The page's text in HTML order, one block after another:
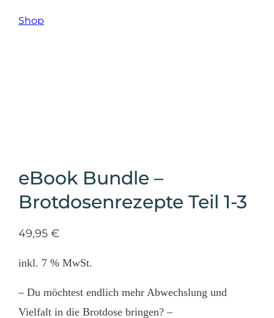
Shop
eBook Bundle –
Brotdosenrezepte Teil 1-3
49,95 €
inkl. 7 % MwSt.
– Du möchtest endlich mehr Abwechslung und
Vielfalt in die Brotdose bringen? –